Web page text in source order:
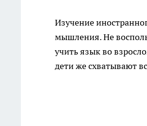
Изучение
мышления. Не
учить язык во
дети же схватывают